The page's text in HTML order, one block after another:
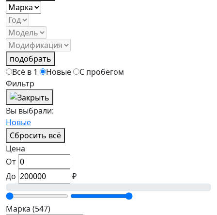
подобрать
Всё в 1
Новые
С пробегом
Фильтр
Вы выбрали:
Новые
Сбросить всё
Цена
От
До
₽
Марка (547)